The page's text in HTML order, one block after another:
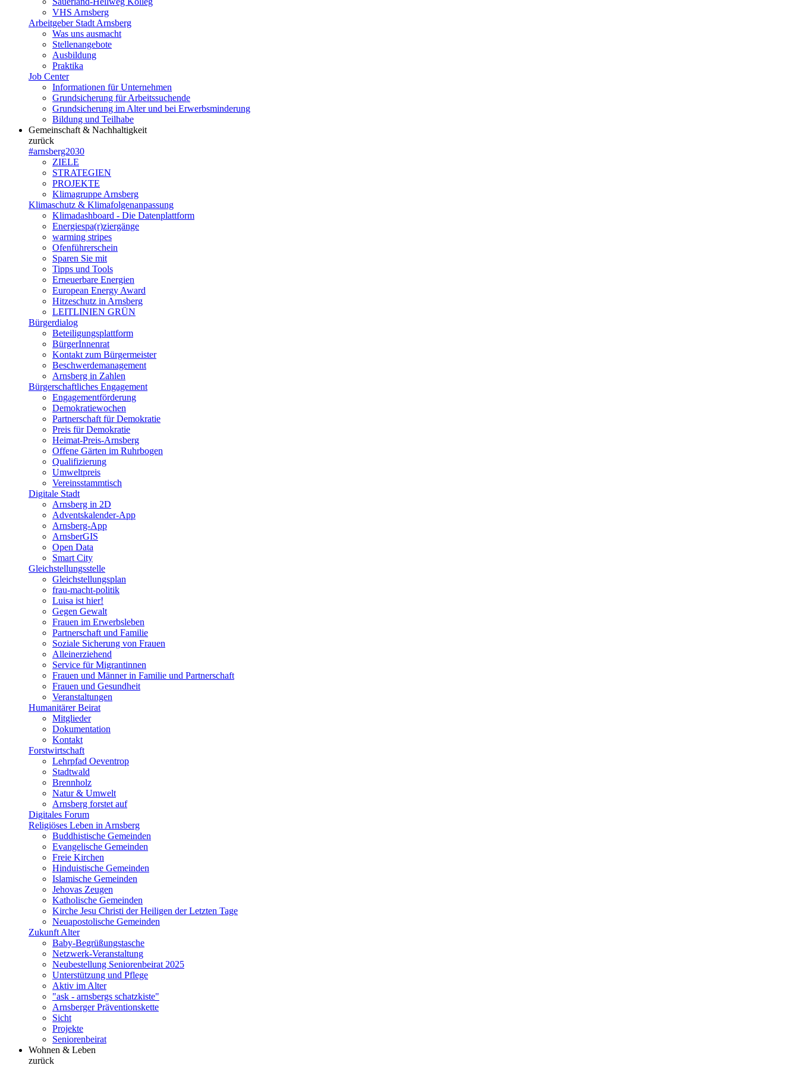
VHS Arnsberg
Arbeitgeber Stadt Arnsberg
Was uns ausmacht
Stellenangebote
Ausbildung
Praktika
Job Center
Informationen für Unternehmen
Grundsicherung für Arbeitssuchende
Grundsicherung im Alter und bei Erwerbsminderung
Bildung und Teilhabe
Gemeinschaft & Nachhaltigkeit
zurück
#arnsberg2030
ZIELE
STRATEGIEN
PROJEKTE
Klimagruppe Arnsberg
Klimaschutz & Klimafolgenanpassung
Klimadashboard - Die Datenplattform
Energiespa(r)ziergänge
warming stripes
Ofenführerschein
Sparen Sie mit
Tipps und Tools
Erneuerbare Energien
European Energy Award
Hitzeschutz in Arnsberg
LEITLINIEN GRÜN
Bürgerdialog
Beteiligungsplattform
BürgerInnenrat
Kontakt zum Bürgermeister
Beschwerdemanagement
Arnsberg in Zahlen
Bürgerschaftliches Engagement
Engagementförderung
Demokratiewochen
Partnerschaft für Demokratie
Preis für Demokratie
Heimat-Preis-Arnsberg
Offene Gärten im Ruhrbogen
Qualifizierung
Umweltpreis
Vereinsstammtisch
Digitale Stadt
Arnsberg in 2D
Adventskalender-App
Arnsberg-App
ArnsberGIS
Open Data
Smart City
Gleichstellungsstelle
Gleichstellungsplan
frau-macht-politik
Luisa ist hier!
Gegen Gewalt
Frauen im Erwerbsleben
Partnerschaft und Familie
Soziale Sicherung von Frauen
Alleinerziehend
Service für Migrantinnen
Frauen und Männer in Familie und Partnerschaft
Frauen und Gesundheit
Veranstaltungen
Humanitärer Beirat
Mitglieder
Dokumentation
Kontakt
Forstwirtschaft
Lehrpfad Oeventrop
Stadtwald
Brennholz
Natur & Umwelt
Arnsberg forstet auf
Digitales Forum
Religiöses Leben in Arnsberg
Buddhistische Gemeinden
Evangelische Gemeinden
Freie Kirchen
Hinduistische Gemeinden
Islamische Gemeinden
Jehovas Zeugen
Katholische Gemeinden
Kirche Jesu Christi der Heiligen der Letzten Tage
Neuapostolische Gemeinden
Zukunft Alter
Baby-Begrüßungstasche
Netzwerk-Veranstaltung
Neubestellung Seniorenbeirat 2025
Unterstützung und Pflege
Aktiv im Alter
"ask - arnsbergs schatzkiste"
Arnsberger Präventionskette
Sicht
Projekte
Seniorenbeirat
Wohnen & Leben
zurück